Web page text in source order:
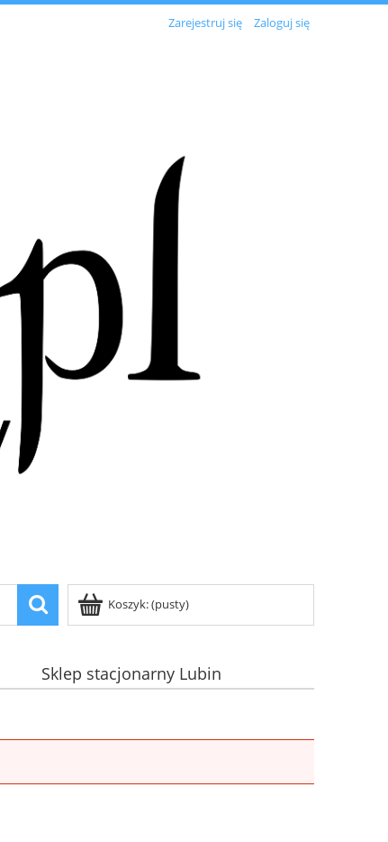
Zarejestruj się Zaloguj się
Koszyk:(pusty)
Sklep stacjonarny Lubin